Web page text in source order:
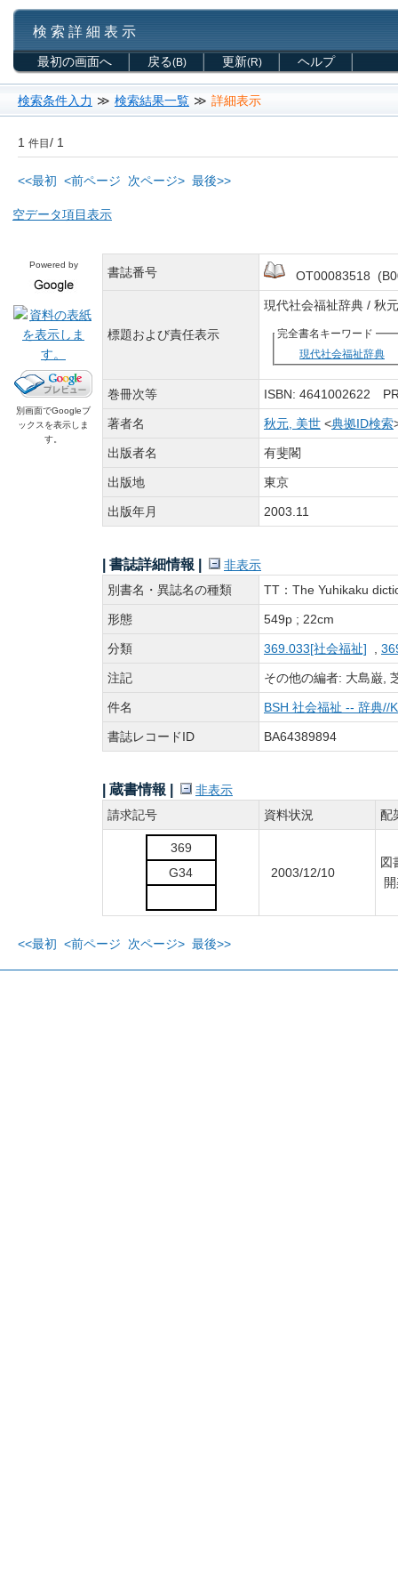
検 索 詳 細 表 示
最初の画面へ 戻る(B) 更新(R) ヘルプ
検索条件入力 ≫ 検索結果一覧 ≫ 詳細表示
1 件目/ 1
<<最初 <前ページ 次ページ> 最後>>
空データ項目表示
Powered by
別画面でGoogleブ
ックスを表示しま
す。
書誌番号 OT00083518
標題および責任表示
現代社会福祉辞典 /
完全書名キーワード
現代社会福祉辞典
巻冊次等 ISBN: 4641002622
著者名 秋元, 美世 <典拠ID検索
出版者名 有斐閣
出版地 東京
出版年月 2003.11
| 書誌詳細情報 |
非表示
別書名・異誌名の種類
TT：The Yuhikaku
形態 549p ; 22cm
分類 369.033[社会福祉]
注記 その他の編者: 大島巌,
件名 BSH 社会福祉 -- 辞典//K
書誌レコードID BA64389894
| 蔵書情報 |
非表示
請求記号
資料状況 配
369
G34
2003/12/10
図
<<最初 <前ページ 次ページ> 最後>>